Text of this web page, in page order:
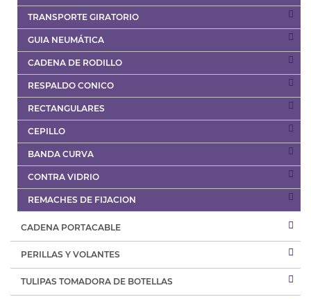
TRANSPORTE GIRATORIO
GUIA NEUMÁTICA
CADENA DE RODILLO
RESPALDO CONICO
RECTANGULARES
CEPILLO
BANDA CURVA
CONTRA VIDRIO
REMACHES DE FIJACION
CADENA PORTACABLE
PERILLAS Y VOLANTES
TULIPAS TOMADORA DE BOTELLAS